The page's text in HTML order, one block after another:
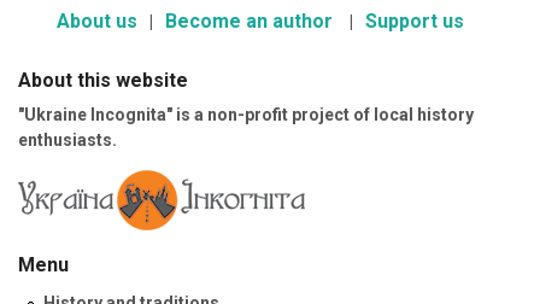
About us Become an author Support us
About this website
"Ukraine Incognita" is a non-profit project of local history
enthusiasts.
Menu